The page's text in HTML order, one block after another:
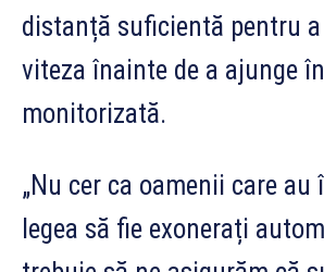
distanță suficientă pentru
viteza înainte de a ajunge
monitorizată.
„Nu cer ca oamenii care au
legea să fie exonerați